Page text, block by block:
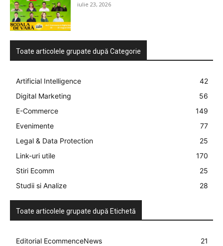
iulie 23, 2026
Toate articolele grupate după Categorie
Artificial Intelligence
42
Digital Marketing
56
E-Commerce
149
Evenimente
77
Legal & Data Protection
25
Link-uri utile
170
Stiri Ecomm
25
Studii si Analize
28
Toate articolele grupate după Etichetă
Editorial EcommenceNews
21